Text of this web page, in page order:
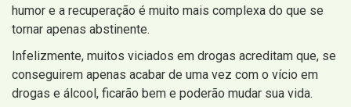
humor e a recuperação é muito mais complexa do que se
tornar apenas abstinente.
Infelizmente, muitos viciados em drogas acreditam que, se
conseguirem apenas acabar de uma vez com o vício em
drogas e álcool, ficarão bem e poderão mudar sua vida.